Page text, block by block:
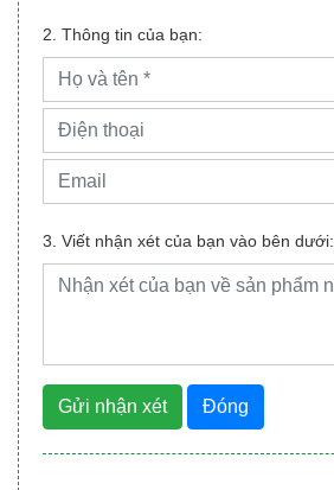
2. Thông tin của bạn:
3. Viết nhận xét của bạn vào bên dưới:
Gửi nhận xét Đóng